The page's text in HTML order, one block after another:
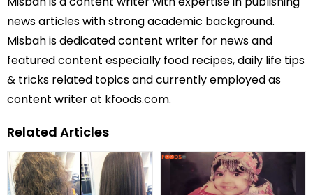
news articles with strong academic background.
Misbah is dedicated content writer for news and
featured content especially food recipes, daily life tips
& tricks related topics and currently employed as
content writer at kfoods.com.
Related Articles